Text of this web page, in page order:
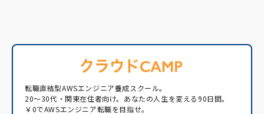
転職直結型AWSエンジニア養成スクール。
20〜30代・関東在住者向け。あなたの人生を変える90日間。
￥0でAWSエンジニア転職を目指せ。